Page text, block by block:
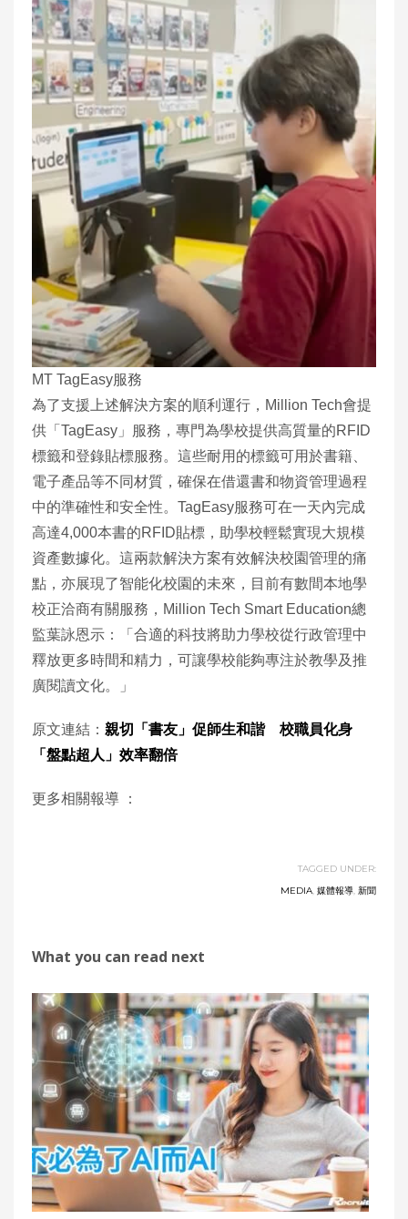
MT TagEasy服務
為了支援上述解決方案的順利運行，Million Tech會提
供「TagEasy」服務，專門為學校提供高質量的RFID
標籤和登錄貼標服務。這些耐用的標籤可用於書籍、
電子產品等不同材質，確保在借還書和物資管理過程
中的準確性和安全性。TagEasy服務可在一天內完成
高達4,000本書的RFID貼標，助學校輕鬆實現大規模
資產數據化。這兩款解決方案有效解決校園管理的痛
點，亦展現了智能化校園的未來，目前有數間本地學
校正洽商有關服務，Million Tech Smart Education總
監葉詠恩示：「合適的科技將助力學校從行政管理中
釋放更多時間和精力，可讓學校能夠專注於教學及推
廣閱讀文化。」
原文連結： 親切「書友」促師生和諧 校職員化身
「盤點超人」效率翻倍
更多相關報導 ：
TAGGED UNDER:
MEDIA, 媒體報導, 新聞
What you can read next